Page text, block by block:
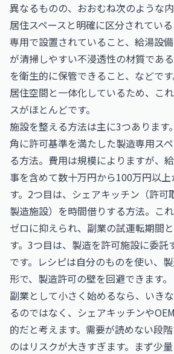
異なるものの、おおむね次のような
居住スペースと明確に区分されてい
専用で設置されていること、給湯設
が清掃しやすい不浸透性の材質であ
を衛生的に保管できること、などで
居住空間と一体化しているため、こ
スがほとんどです。
施設を整える方法は主に3つあります
角に許可基準を満たした製造専用ス
る方法。費用は規模によりますが、
事を含めて数十万円から100万円以
す。2つ目は、シェアキッチン（許可
製造施設）を時間借りする方法。こ
ゼロに抑えられ、副業の試運転期間
す。3つ目は、製造を許可施設に委託
です。レシピは自分のものを使い、
形で、製造許可の壁を回避できます。
副業として小さく始めるなら、いき
るのではなく、シェアキッチンや
的だと考えます。需要が読めない段
のはリスクが大きすぎます。まず少